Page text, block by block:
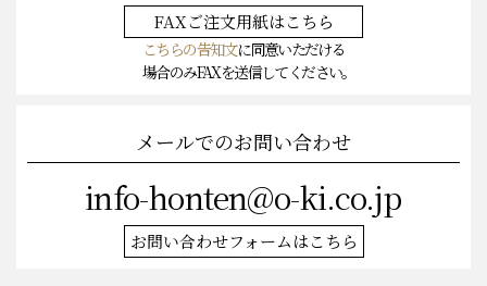
FAXご注文用紙はこちら
こちらの告知文に同意いただける
場合のみFAXを送信してください。
メールでのお問い合わせ
info-honten@o-ki.co.jp
お問い合わせフォームはこちら